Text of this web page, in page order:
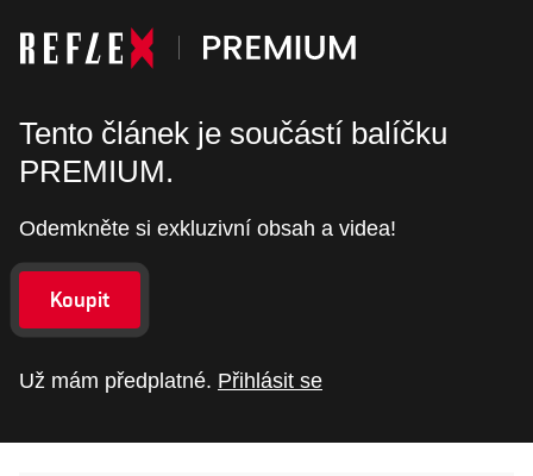
Tento článek je součástí balíčku
PREMIUM.
Odemkněte si exkluzivní obsah a videa!
Koupit
Už mám předplatné. Přihlásit se